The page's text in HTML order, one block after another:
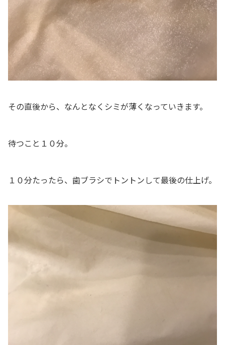
その直後から、なんとなくシミが薄くなっていきます。
待つこと１０分。
１０分たったら、歯ブラシでトントンして最後の仕上げ。